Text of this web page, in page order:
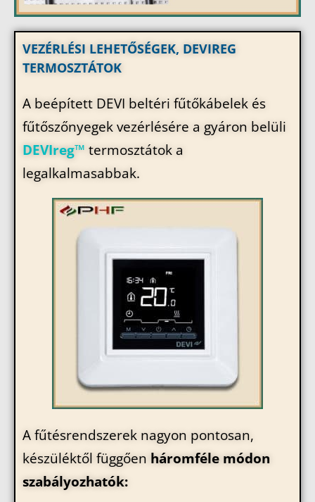
VEZÉRLÉSI LEHETŐSÉGEK, DEVIREG
TERMOSZTÁTOK
A beépített DEVI beltéri fűtőkábelek és
fűtőszőnyegek vezérlésére a gyáron belüli
DEVIreg™ termosztátok a
legalkalmasabbak.
A fűtésrendszerek nagyon pontosan,
készüléktől függően háromféle módon
szabályozhatók: